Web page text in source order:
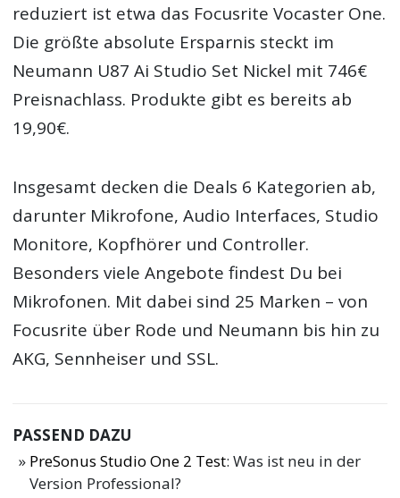
reduziert ist etwa das Focusrite Vocaster One.
Die größte absolute Ersparnis steckt im
Neumann U87 Ai Studio Set Nickel mit 746€
Preisnachlass. Produkte gibt es bereits ab
19,90€.
Insgesamt decken die Deals 6 Kategorien ab,
darunter Mikrofone, Audio Interfaces, Studio
Monitore, Kopfhörer und Controller.
Besonders viele Angebote findest Du bei
Mikrofonen. Mit dabei sind 25 Marken – von
Focusrite über Rode und Neumann bis hin zu
AKG, Sennheiser und SSL.
PASSEND DAZU
PreSonus Studio One 2 Test: Was ist neu in der
Version Professional?